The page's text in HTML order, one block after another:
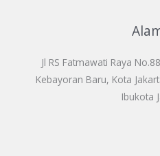
Jl RS Fatmawati Raya
Kebayoran Baru, Kota
Ibukota